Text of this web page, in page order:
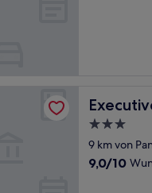
Executive
3.0-
Sterne-
Unterkunft
9 km von
9.0
9,0/10